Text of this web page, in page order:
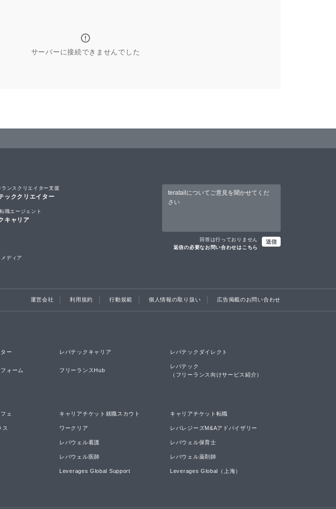
サーバーに接続できませんでした
ランスクリエイター支援
ッククリエイター
職エージェント
キャリア
ディア
回答は行っておりません
返信の必要なお問い合わせはこちら
送信
運営会社 利用規約 行動規範 個人情報の取り扱い 広告掲載のお問い合わせ
ー レバテックキャリア レバテックダイレクト
ォーム フリーランスHub
レバテック
（フリーランス向けサービス紹介）
ェ キャリアチケット就職スカウト キャリアチケット転職
ス ワークリア レバレジーズM&Aアドバイザリー
レバウェル看護 レバウェル保育士
レバウェル医師 レバウェル薬剤師
Leverages Global Support Leverages Global（上海）